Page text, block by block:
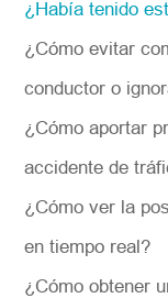
¿Había tenido
¿Cómo evitar
conductor o
¿Cómo aportar
accidente de
¿Cómo ver la
en tiempo real?
¿Cómo obtener